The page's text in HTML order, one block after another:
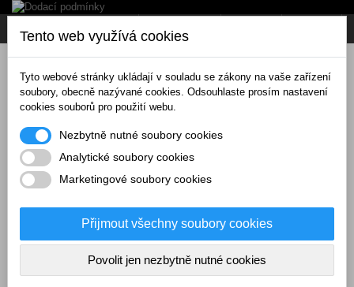
Košík (prázdný)
Tento web využívá cookies
Tyto webové stránky ukládají v souladu se zákony na vaše zařízení
soubory, obecně nazývané cookies. Odsouhlaste prosím nastavení
cookies souborů pro použití webu.
Nezbytně nutné soubory cookies
Analytické soubory cookies
Marketingové soubory cookies
Přijmout všechny soubory cookies
Povolit jen nezbytně nutné cookies